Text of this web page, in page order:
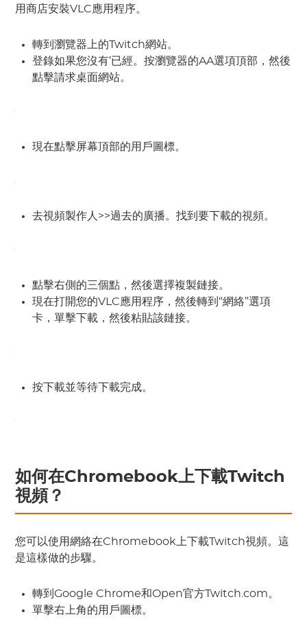
用商店安裝VLC應用程序。
轉到瀏覽器上的Twitch網站。
登錄如果您沒有’已經。按瀏覽器的AA選項頂部，然後
點擊請求桌面網站。
現在點擊屏幕頂部的用戶圖標。
去視頻製作人>>過去的廣播。找到要下載的視頻。
點擊右側的三個點，然後選擇複製鏈接。
現在打開您的VLC應用程序，然後轉到“網絡”選項
卡，單擊下載，然後粘貼該鏈接。
按下載並等待下載完成。
如何在Chromebook上下載Twitch
視頻？
您可以使用網絡在Chromebook上下載Twitch視頻。這
是這樣做的步驟。
轉到Google Chrome和Open官方Twitch.com。
單擊右上角的用戶圖標。